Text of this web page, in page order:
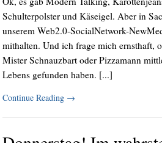
Schulterpolster und Käseigel. Aber in
unserem Web2.0-SocialNetwork-
mithalten. Und ich frage mich ernsthaft,
Mister Schnauzbart oder Pizzamann
Lebens gefunden haben. [...]
Continue Reading →